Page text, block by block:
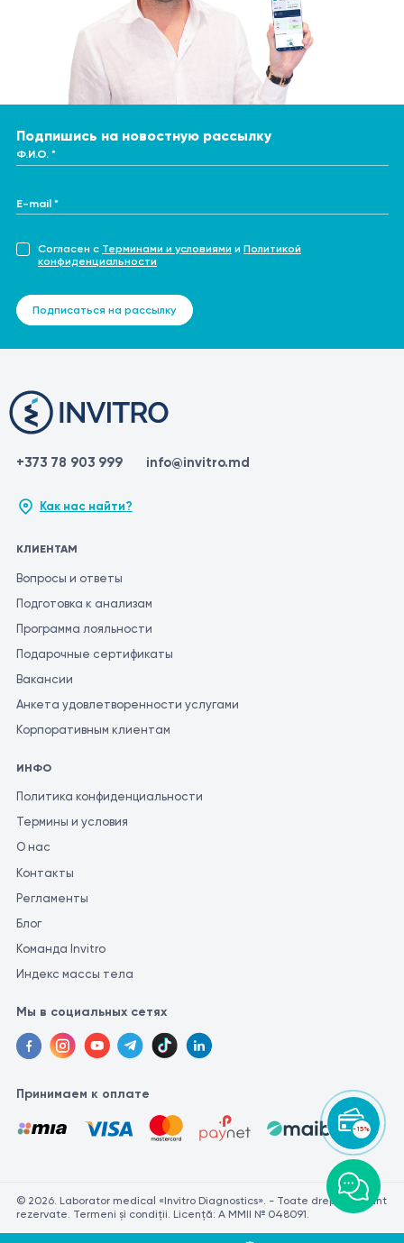
-15%
Подпишись на новостную рассылку
Ф.И.О. *
E-mail *
Согласен с Терминами и условиями и Политикой
конфиденциальности
Подписаться на рассылку
+373 78 903 999 info@invitro.md
Как нас найти?
КЛИЕНТАМ
Вопросы и ответы
Подготовка к анализам
Программа лояльности
Подарочные сертификаты
Вакансии
Анкета удовлетворенности услугами
Корпоративным клиентам
ИНФО
Политика конфиденциальности
Термины и условия
О нас
Контакты
Регламенты
Блог
Команда Invitro
Индекс массы тела
Мы в социальных сетях
Принимаем к оплате
© 2026. Laborator medical «Invitro Diagnostics». - Toate drepturile sunt
rezervate. Termeni și condiții. Licență: A MMII № 048091.